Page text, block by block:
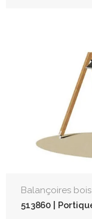
Balançoires bois
513860 |